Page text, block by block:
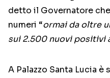
detto il Governatore
numeri “ormai da oltre
sui 2.500 nuovi positivi
A Palazzo Santa Lucia